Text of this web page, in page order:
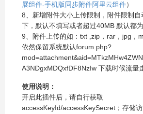
展组件-手机版同步附件阿里云组件）
8、新增附件大小上传限制，附件限制自
下，默认不填写或者超过40MB 默认都
9、附件上传的如：txt ,zip，rar，jpg，
依然保留系统默认forum.php?
A3NDgxMDQxfDF8NzIw 下载时候流量
使用说明：
开启此插件后，请自行获取
accessKeyId/accessKeySecret；存储